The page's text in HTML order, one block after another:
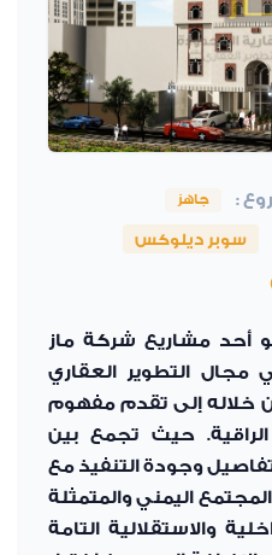
: جاهز
سوبر ديلوكس
أحد مشاريع شركة ماز
مجال التطوير العقاري
خلاله إلى تقدم مفهوم
حيث تجمع بين
وجودة التنفيذ مع
اليمني والمتمثلة
والاستقلالية التامة